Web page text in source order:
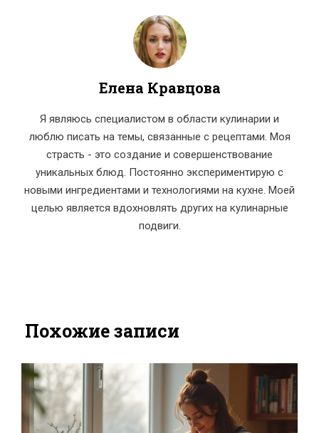
Елена Кравцова
Я являюсь специалистом в области кулинарии и
люблю писать на темы, связанные с рецептами. Моя
страсть - это создание и совершенствование
уникальных блюд. Постоянно экспериментирую с
новыми ингредиентами и технологиями на кухне. Моей
целью является вдохновлять других на кулинарные
подвиги.
Похожие записи